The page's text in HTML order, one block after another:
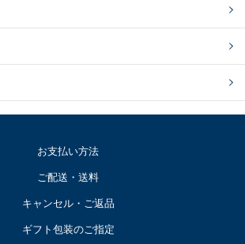
お支払い方法
ご配送・送料
キャンセル・ご返品
ギフト包装のご指定